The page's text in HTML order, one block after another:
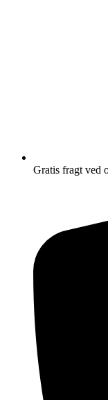
Gratis fragt ved